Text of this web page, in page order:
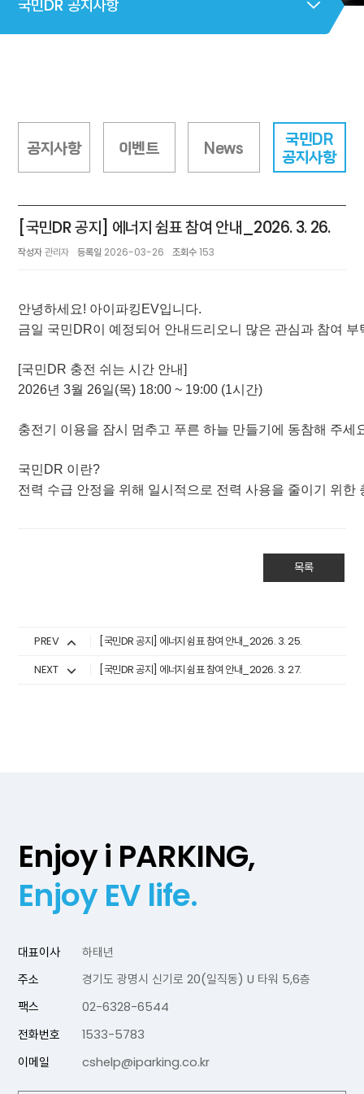
국민DR 공지사항
공지사항 이벤트 News
국민DR
공지사항
[국민DR 공지] 에너지 쉼표 참여 안내_2026. 3. 26.
작성자관리자 등록일 2026-03-26 조회수153
안녕하세요! 아이파킹EV입니다.
금일 국민DR이 예정되어 안내드리오니 많은 관심과 참여 부
[국민DR 충전 쉬는 시간 안내]
2026년 3월 26일(목) 18:00 ~ 19:00 (1시간)
충전기 이용을 잠시 멈추고 푸른 하늘 만들기에 동참해 주세
국민DR 이란?
전력 수급 안정을 위해 일시적으로 전력 사용을 줄이기 위한
목록
PREV
[국민DR 공지] 에너지 쉼표 참여 안내_2026. 3. 25.
NEXT
[국민DR 공지] 에너지 쉼표 참여 안내_2026. 3. 27.
Enjoy i PARKING,
Enjoy EV life.
대표이사
하태년
주소
경기도 광명시 신기로 20(일직동) U 타워 5,6층
팩스
02-6328-6544
전화번호
1533-5783
이메일
cshelp@iparking.co.kr